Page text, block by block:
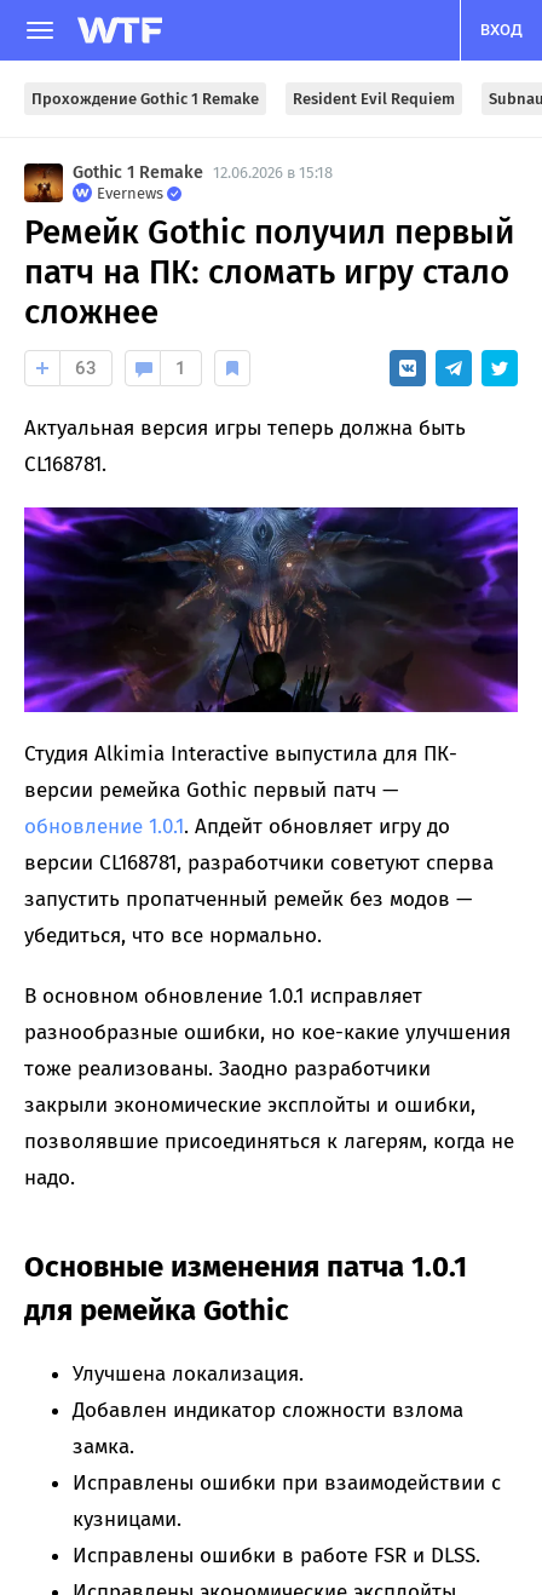
ВХОД
Прохождение Gothic 1 Remake Resident Evil Requiem
Gothic 1 Remake 12.06.2026 в 15:18
Evernews
Ремейк Gothic получил первый
патч на ПК: сломать игру стало
сложнее
63 1
Актуальная версия игры теперь должна быть
CL168781.
Студия Alkimia Interactive выпустила для ПК-
версии ремейка Gothic первый патч —
обновление 1.0.1. Апдейт обновляет игру до
версии CL168781, разработчики советуют сперва
запустить пропатченный ремейк без модов —
убедиться, что все нормально.
В основном обновление 1.0.1 исправляет
разнообразные ошибки, но кое-какие улучшения
тоже реализованы. Заодно разработчики
закрыли экономические эксплойты и ошибки,
позволявшие присоединяться к лагерям, когда не
надо.
Основные изменения патча 1.0.1
для ремейка Gothic
Улучшена локализация.
Добавлен индикатор сложности взлома
замка.
Исправлены ошибки при взаимодействии с
кузницами.
Исправлены ошибки в работе FSR и DLSS.